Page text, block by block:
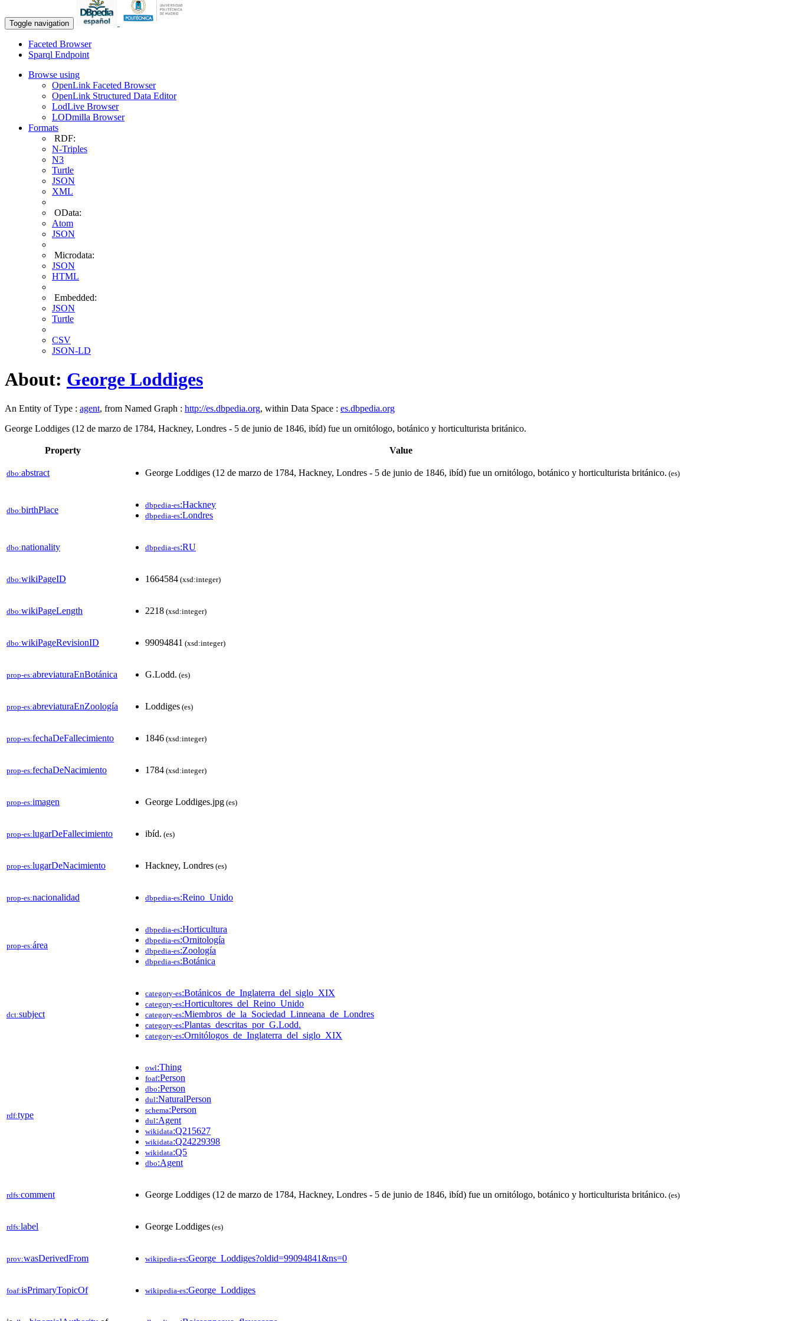
Toggle navigation
Faceted Browser
Sparql Endpoint
Browse using
OpenLink Faceted Browser
OpenLink Structured Data Editor
LodLive Browser
LODmilla Browser
Formats
RDF:
N-Triples
N3
Turtle
JSON
XML
OData:
Atom
JSON
Microdata:
JSON
HTML
Embedded:
JSON
Turtle
CSV
JSON-LD
About: George Loddiges
An Entity of Type : agent, from Named Graph : http://es.dbpedia.org, within Data Space : es.dbpedia.org
George Loddiges (12 de marzo de 1784, Hackney, Londres - 5 de junio de 1846, ibíd) fue un ornitólogo, botánico y horticulturista británico.
Property Value
dbo:abstract George Loddiges (12 de marzo de 1784, Hackney, Londres - 5 de junio de 1846, ibíd) fue un ornitólogo, botánico y horticulturista británico. (es)
dbo:birthPlace dbpedia-es:Hackney
dbpedia-es:Londres
dbo:nationality dbpedia-es:RU
dbo:wikiPageID 1664584 (xsd:integer)
dbo:wikiPageLength 2218 (xsd:integer)
dbo:wikiPageRevisionID 99094841 (xsd:integer)
prop-es:abreviaturaEnBotánica G.Lodd. (es)
prop-es:abreviaturaEnZoología Loddiges (es)
prop-es:fechaDeFallecimiento 1846 (xsd:integer)
prop-es:fechaDeNacimiento 1784 (xsd:integer)
prop-es:imagen George Loddiges.jpg (es)
prop-es:lugarDeFallecimiento ibíd. (es)
prop-es:lugarDeNacimiento Hackney, Londres (es)
prop-es:nacionalidad dbpedia-es:Reino_Unido
prop-es:área
dbpedia-es:Horticultura
dbpedia-es:Ornitología
dbpedia-es:Zoología
dbpedia-es:Botánica
dct:subject
category-es:Botánicos_de_Inglaterra_del_siglo_XIX
category-es:Horticultores_del_Reino_Unido
category-es:Miembros_de_la_Sociedad_Linneana_de_Londres
category-es:Plantas_descritas_por_G.Lodd.
category-es:Ornitólogos_de_Inglaterra_del_siglo_XIX
rdf:type
owl:Thing
foaf:Person
dbo:Person
dul:NaturalPerson
schema:Person
dul:Agent
wikidata:Q215627
wikidata:Q24229398
wikidata:Q5
dbo:Agent
rdfs:comment George Loddiges (12 de marzo de 1784, Hackney, Londres - 5 de junio de 1846, ibíd) fue un ornitólogo, botánico y horticulturista británico. (es)
rdfs:label George Loddiges (es)
prov:wasDerivedFrom wikipedia-es:George_Loddiges?oldid=99094841&ns=0
foaf:isPrimaryTopicOf wikipedia-es:George_Loddiges